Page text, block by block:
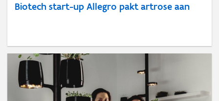
Biotech start-up Allegro pakt artrose aan